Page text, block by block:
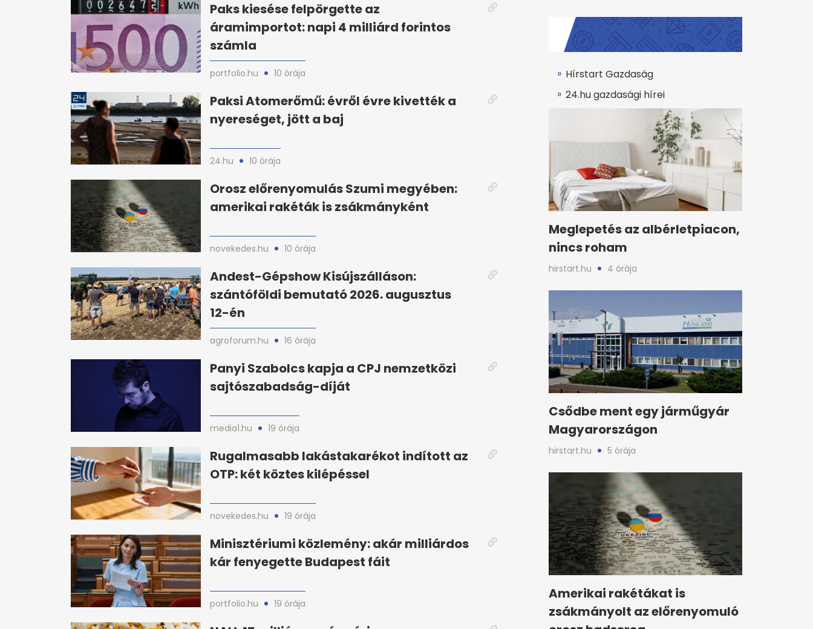
Paks kiesése felpörgette az
áramimportot: napi 4 milliárd forintos
számla
portfolio.hu 10 órája
Paksi Atomerőmű: évről évre kivették a
nyereséget, jött a baj
24.hu 10 órája
Orosz előrenyomulás Szumi megyében:
amerikai rakéták is zsákmányként
novekedes.hu 10 órája
Andest-Gépshow Kisújszálláson:
szántóföldi bemutató 2026. augusztus
12-én
agroforum.hu 16 órája
Panyi Szabolcs kapja a CPJ nemzetközi
sajtószabadság-díját
media1.hu 19 órája
Rugalmasabb lakástakarékot indított az
OTP: két köztes kilépéssel
novekedes.hu 19 órája
Minisztériumi közlemény: akár milliárdos
kár fenyegette Budapest fáit
portfolio.hu 19 órája
Hírstart Gazdaság
24.hu gazdasági hírei
Meglepetés az albérletpiacon,
nincs roham
hirstart.hu 4 órája
Csődbe ment egy járműgyár
Magyarországon
hirstart.hu 5 órája
Amerikai rakétákat is
zsákmányolt az előrenyomuló